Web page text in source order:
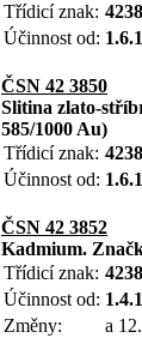
Třídicí znak:
Účinnost od:
ČSN 42 3850
Slitina zlato-
585/1000 Au)
Třídicí znak:
Účinnost od:
ČSN 42 3852
Kadmium.
Třídicí znak:
Účinnost od:
Změny:
a